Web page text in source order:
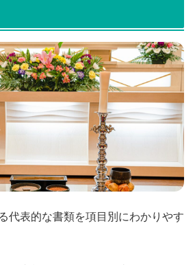
代表的な書類を項目別にわかりやす